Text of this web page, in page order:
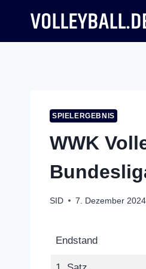
springen
SPIELERGEBNIS
WWK
SID 7. Dezember 2024
Endstand